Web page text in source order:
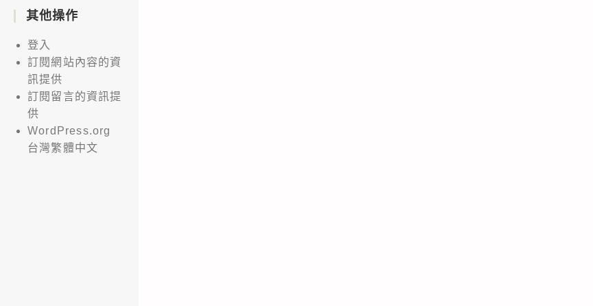
其他操作
登入
訂閱網站內容的資
訊提供
訂閱留言的資訊提
供
WordPress.org
台灣繁體中文